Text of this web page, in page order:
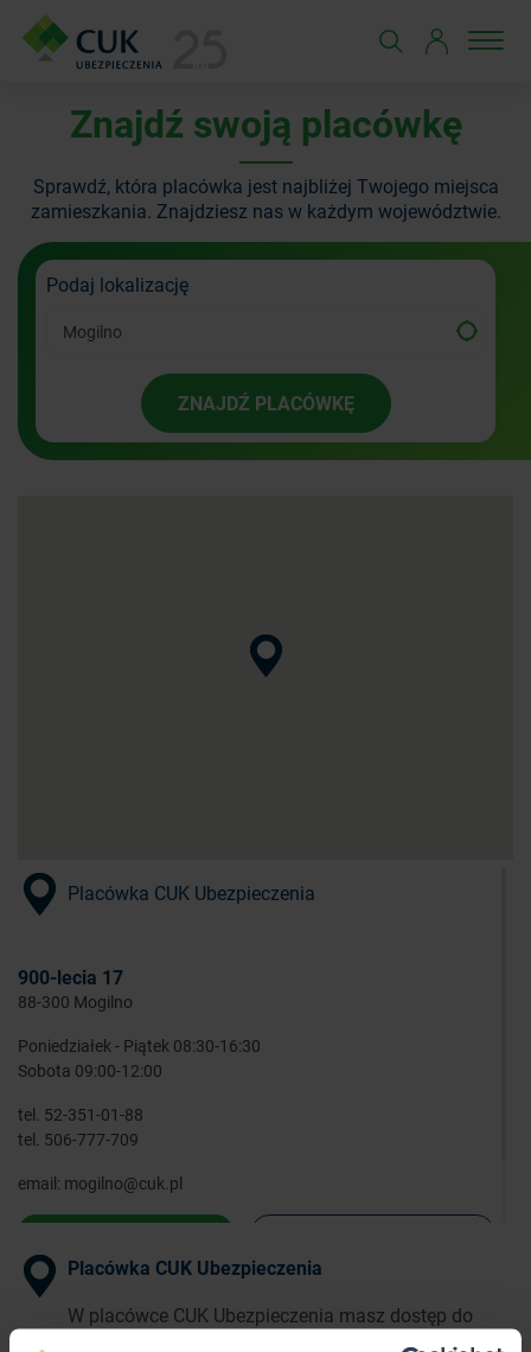
Znajdź swoją placówkę
Sprawdź, która placówka jest najbliżej Twojego miejsca
zamieszkania. Znajdziesz nas w każdym województwie.
Podaj lokalizację
ZNAJDŹ PLACÓWKĘ
Placówka CUK Ubezpieczenia
900-lecia 17
88-300 Mogilno
Poniedziałek - Piątek 08:30-16:30
Sobota 09:00-12:00
tel. 52-351-01-88
tel. 506-777-709
email: mogilno@cuk.pl
Placówka CUK Ubezpieczenia
W placówce CUK Ubezpieczenia masz dostęp do